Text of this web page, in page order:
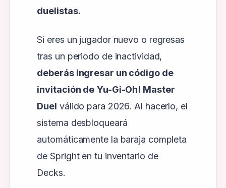
duelistas.
Si eres un jugador nuevo o regresas
tras un periodo de inactividad,
deberás ingresar un código de
invitación de Yu-Gi-Oh! Master
Duel válido para 2026. Al hacerlo, el
sistema desbloqueará
automáticamente la baraja completa
de Spright en tu inventario de
Decks.